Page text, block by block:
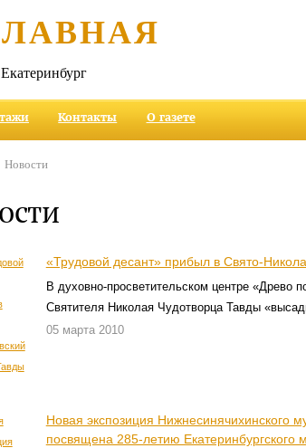
Екатеринбург
Контакты О газете
«Трудовой десант» прибыл в Свято-
В духовно-просветительском центре «Древо
Святителя Николая Чудотворца Тавды
05 марта 2010
Новая экспозиция Нижнесинячихинского
посвящена 285-летию Екатеринбургского